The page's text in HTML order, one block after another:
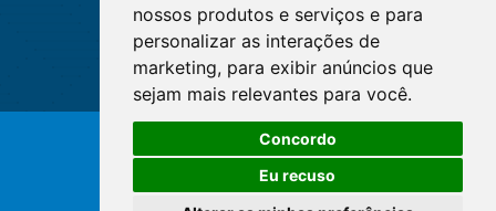
nossos produtos e serviços e para
personalizar as interações de
marketing, para exibir anúncios que
sejam mais relevantes para você.
Concordo
Eu recuso
© Copyright 2026 - Cofen/CORENs
O WhatsApp é o principal canal
de atendimento do Coren-DF.